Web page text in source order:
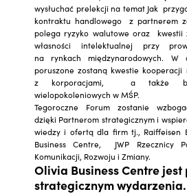
wysłuchać prelekcji na temat Jak
kontraktu handlowego z partnerem
polega ryzyko walutowe oraz kwestii
własności intelektualnej przy
na rynkach międzynarodowych. W
poruszone zostaną kwestie kooperacji
z korporacjami, a także
wielopokoleniowych w MŚP.
Tegoroczne Forum zostanie
dzięki Partnerom strategicznym i
wiedzy i ofertą dla firm tj., Raiffeisen
Business Centre, JWP Rzecznicy
Komunikacji, Rozwoju i Zmiany.
Olivia Business Centre
strategicznym wydarzenia.